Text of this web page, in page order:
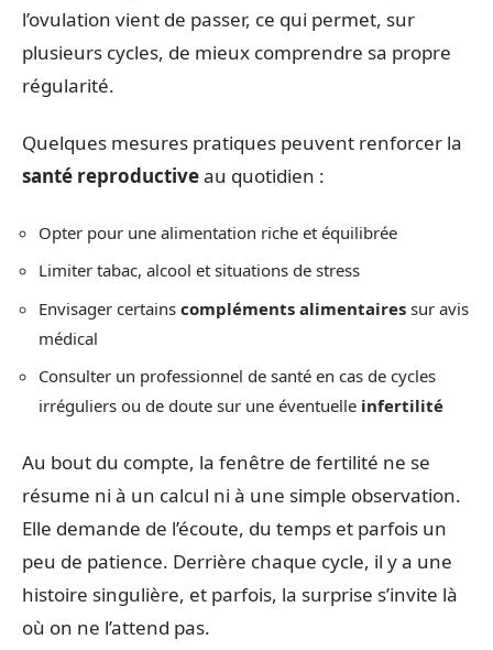
l’ovulation vient de passer, ce qui permet, sur
plusieurs cycles, de mieux comprendre sa propre
régularité.
Quelques mesures pratiques peuvent renforcer la
santé reproductiveau quotidien :
Opter pour une alimentation riche et équilibrée
Limiter tabac, alcool et situations de stress
Envisager certains compléments alimentaires sur avis
médical
Consulter un professionnel de santé en cas de cycles
irréguliers ou de doute sur une éventuelle infertilité
Au bout du compte, la fenêtre de fertilité ne se
résume ni à un calcul ni à une simple observation.
Elle demande de l’écoute, du temps et parfois un
peu de patience. Derrière chaque cycle, il y a une
histoire singulière, et parfois, la surprise s’invite là
où on ne l’attend pas.